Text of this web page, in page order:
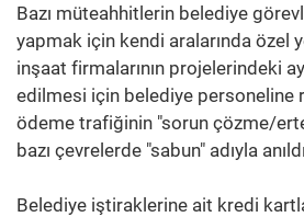
Bazı müteahhitlerin belediye
yapmak için kendi aralarında özel
inşaat firmalarının projelerindeki
edilmesi için belediye personeline
ödeme trafiğinin "sorun çözme/
bazı çevrelerde "sabun" adıyla
Belediye iştiraklerine ait kredi